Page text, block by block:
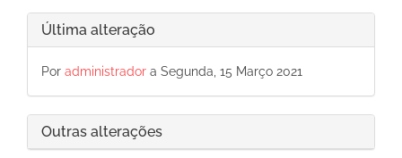
Última alteração
Por administrador a Segunda, 15 Março 2021
Outras alterações